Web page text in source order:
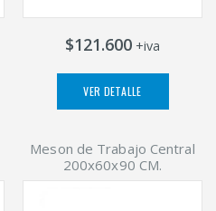
$121.600 +iva
VER DETALLE
Meson de Trabajo Central
200x60x90 CM.